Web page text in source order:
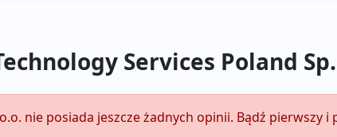
Services Poland
nie posiada jeszcze żadnych opinii. Bądź pierwszy i